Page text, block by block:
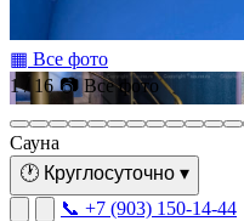
▦ Все фото
1 / 16 📷 Все фото
Сауна
🕐 Круглосуточно ▾
📞 +7 (903) 150-14-44